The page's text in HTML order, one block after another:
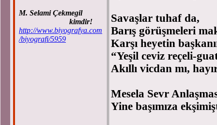
M. Selami Çekmegil
kimdir!
http://www.biyografya.com
/biyografi/5959
Savaşlar tuhaf da,
Barış görüşmeleri
Karşı heyetin
“Yeşil ceviz reçeli-
Akıllı vicdan mı,
Mesela Sevr
Yine başımıza